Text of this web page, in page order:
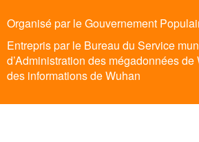
Organisé par le Gouvernement
Entrepris par le Bureau du Service
d’Administration des mégadonnées
des informations de Wuhan